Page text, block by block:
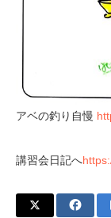
アベの釣り自慢
講習会日記へ